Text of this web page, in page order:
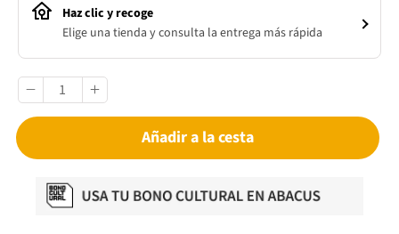
Haz clic y recoge
Elige una tienda y consulta la entrega más rápida
Añadir a la cesta